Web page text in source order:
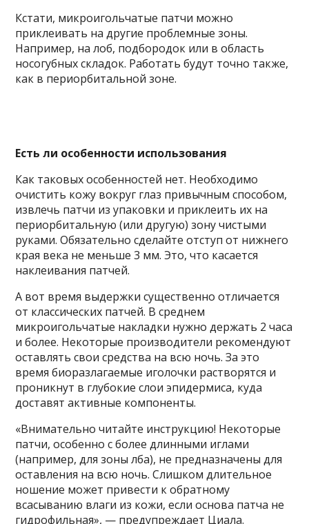
Кстати, микроигольчатые патчи можно
приклеивать на другие проблемные зоны.
Например, на лоб, подбородок или в область
носогубных складок. Работать будут точно также,
как в периорбитальной зоне.
Есть ли особенности использования
Как таковых особенностей нет. Необходимо
очистить кожу вокруг глаз привычным способом,
извлечь патчи из упаковки и приклеить их на
периорбитальную (или другую) зону чистыми
руками. Обязательно сделайте отступ от нижнего
края века не меньше 3 мм. Это, что касается
наклеивания патчей.
А вот время выдержки существенно отличается
от классических патчей. В среднем
микроигольчатые накладки нужно держать 2 часа
и более. Некоторые производители рекомендуют
оставлять свои средства на всю ночь. За это
время биоразлагаемые иголочки растворятся и
проникнут в глубокие слои эпидермиса, куда
доставят активные компоненты.
«Внимательно читайте инструкцию! Некоторые
патчи, особенно с более длинными иглами
(например, для зоны лба), не предназначены для
оставления на всю ночь. Слишком длительное
ношение может привести к обратному
всасыванию влаги из кожи, если основа патча не
гидрофильная», — предупреждает Циала.